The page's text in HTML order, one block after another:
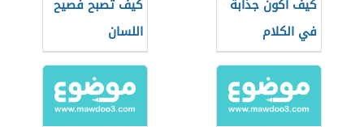
كيف أكون جذابة
في الكلام
كيف تصبح فصيح
اللسان